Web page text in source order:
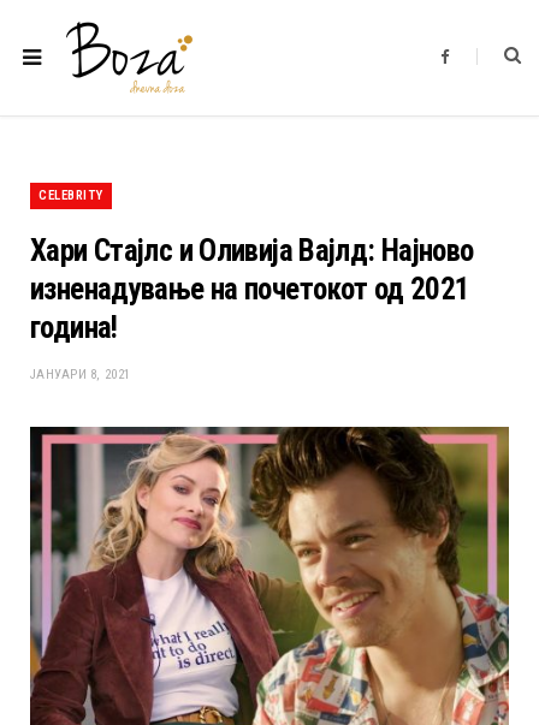
F
b
CELEBRITY
Хари Стајлс и Оливија Вајлд: Најново
изненадување на почетокот од 2021
година!
ЈАНУАРИ 8, 2021